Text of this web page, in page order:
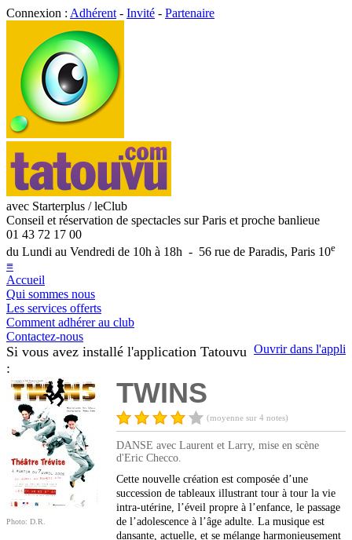
Connexion : Adhérent - Invité - Partenaire
avec Starterplus / leClub
Conseil et réservation de spectacles sur Paris et proche banlieue
01 43 72 17 00
du Lundi au Vendredi de 10h à 18h - 56 rue de Paradis, Paris 10e
≡
Accueil
Qui sommes nous
Les services offerts
Comment adhérer au club
Contactez-nous
Ouvrir dans l'appli
Si vous avez installé l'application Tatouvu
:
Photo: D.R.
TWINS
(moyenne sur 4 notes)
DANSE avec Laurent et Larry, mise en scène
d'Eric Checco.
Cette nouvelle création est composée d’une
succession de tableaux illustrant tour à tour la vie
intra-utérine, l’éveil propre à l’enfance, le passage
de l’adolescence à l’âge adulte. La musique est
dansante, actuelle, et se mélange harmonieusement